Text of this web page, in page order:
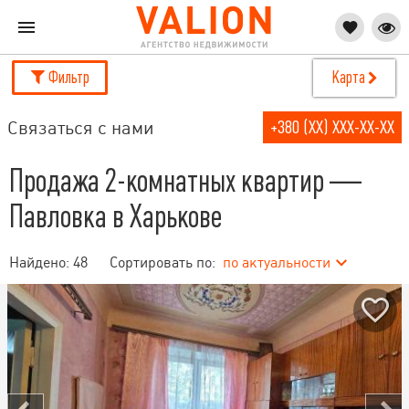
Фильтр Карта
Связаться с нами +380 (XX) XXX-XX-XX
Продажа 2-комнатных квартир —
Павловка в Харькове
Найдено: 48 Сортировать по: по актуальности